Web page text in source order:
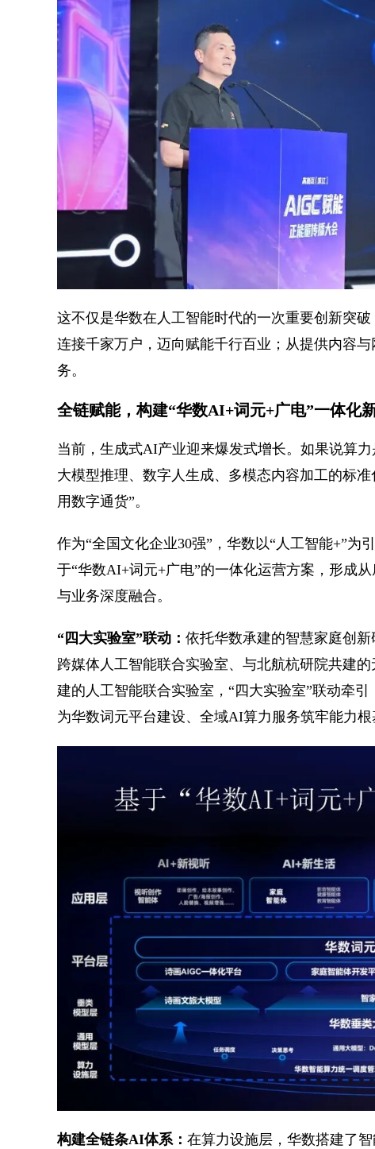
这不仅是华数在人工智能时代的一次重要创新突
连接千家万户，迈向赋能千行百业；从提供内容
务。
全链赋能，构建“华数AI+词元+广电”一体化
当前，生成式AI产业迎来爆发式增长。如果说算
大模型推理、数字人生成、多模态内容加工的标
用数字通货”。
作为“全国文化企业30强”，华数以“人工智能+”为
于“华数AI+词元+广电”的一体化运营方案，形成
与业务深度融合。
“四大实验室”联动： 依托华数承建的智慧家庭创
跨媒体人工智能联合实验室、与北航杭研院共建
建的人工智能联合实验室，“四大实验室”联动牵
为华数词元平台建设、全域AI算力服务筑牢能力根
构建全链条AI体系： 在算力设施层，华数搭建了